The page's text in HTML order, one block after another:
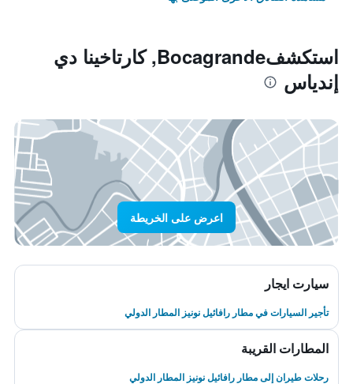
استكشفBocagrande, كارتاخينا دي
إندياس
اعرض على الخريطة
سيارت ايجار
تأجير السيارات في مطار رافائيل نونيز المطار الدولي
المطارات القريبة
رحلات طيران إلى مطار رافائيل نونيز المطار الدولي